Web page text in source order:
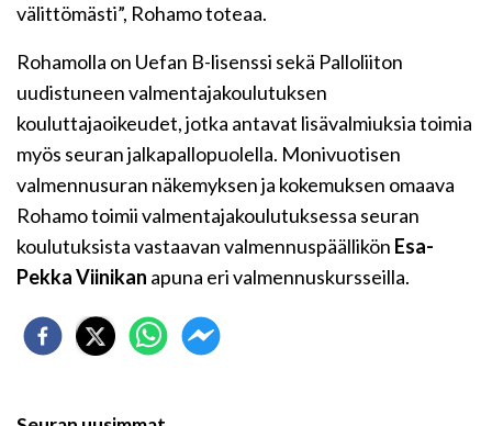
välittömästi”, Rohamototeaa.
Rohamolla on Uefan B-lisenssi sekä Palloliiton
uudistuneen valmentajakoulutuksen
kouluttajaoikeudet, jotka antavat lisävalmiuksia toimia
myös seuran jalkapallopuolella. Monivuotisen
valmennusuran näkemyksen ja kokemuksen omaava
Rohamotoimii valmentajakoulutuksessa seuran
koulutuksista vastaavan valmennuspäällikön Esa-
Pekka Viinikan apuna eri valmennuskursseilla.